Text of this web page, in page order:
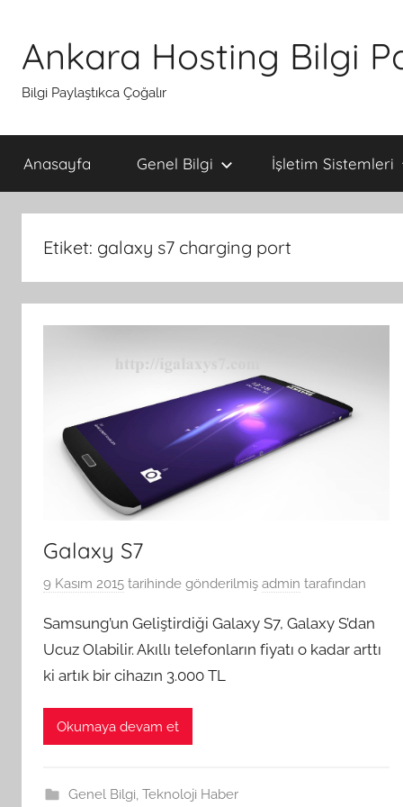
Ankara Hosting Bilgi
Bilgi Paylaştıkca Çoğalır
Anasayfa Genel Bilgi İşletim Sistemleri
Etiket: galaxy s7 charging port
Galaxy S7
9 Kasım 2015 tarihinde gönderilmiş admin tarafından
Samsung’un Geliştirdiği Galaxy S7, Galaxy S’dan
Ucuz Olabilir. Akıllı telefonların fiyatı o kadar arttı
ki artık bir cihazın 3.000 TL
Okumaya devam et
Genel Bilgi, Teknoloji Haber